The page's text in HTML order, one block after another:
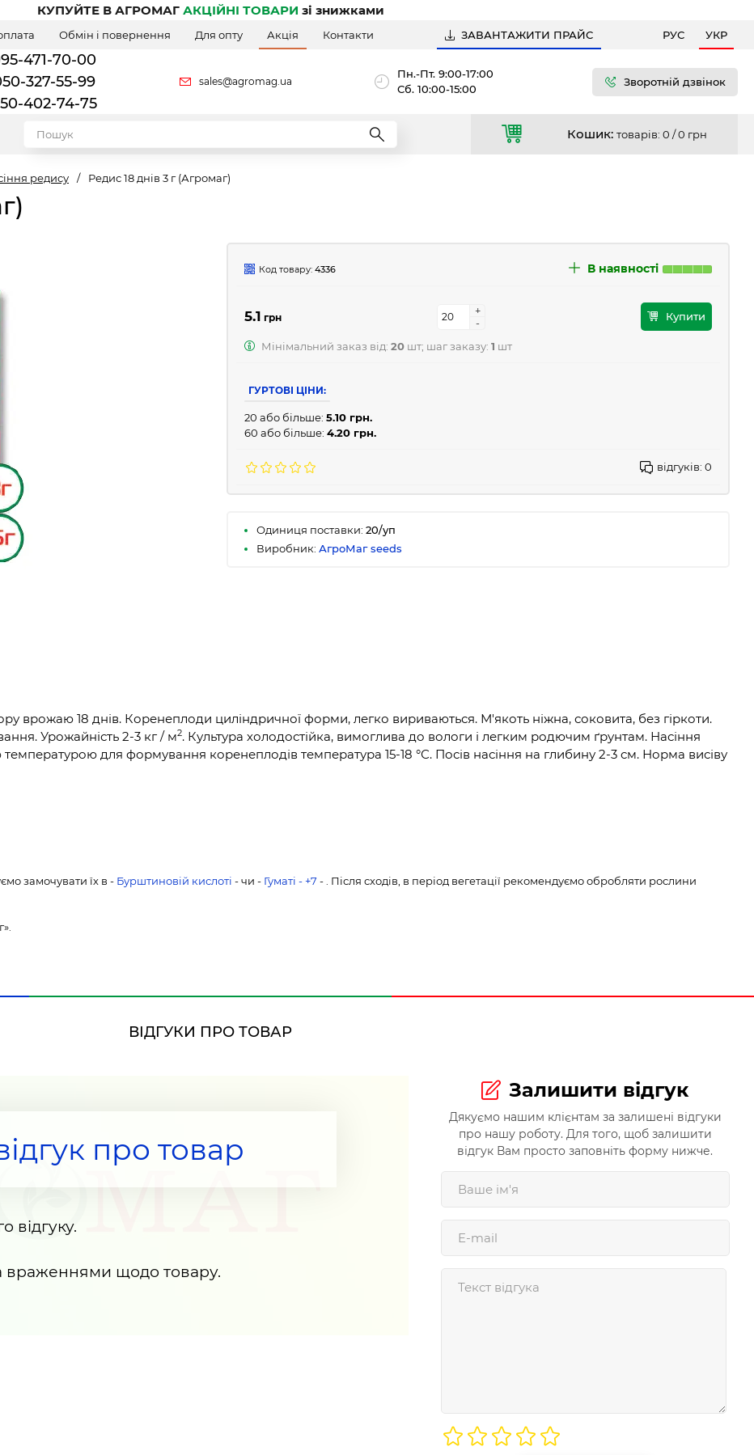
КУПУЙТЕ В АГРОМАГАКЦІЙНІ ТОВАРИ зі знижками
Обмін і повернення Для опту Акція Контакти ЗАВАНТАЖИТИ ПРАЙС РУС УКР
471-70-00
327-55-99
402-74-75
sales@agromag.ua
Пн.-Пт. 9:00-17:00
Сб. 10:00-15:00
Зворотній дзвінок
Кошик: товарів: 0 /0 грн
редису / Редис 18 днів 3 г (Агромаг)
Код товару: 4336 В наявності
5.1 грн
+
-
+
-
Купити
Мінімальний заказ від: 20 шт; шаг заказу: 1 шт
ГУРТОВІ ЦІНИ:
20 або більше: 5.10 грн.
60 або більше: 4.20 грн.
відгуків: 0
Одиниця поставки: 20/уп
Виробник: АгроМаг seeds
врожаю 18 днів. Коренеплоди циліндричної форми, легко вириваються. М'якоть ніжна, соковита, без гіркоти.
Урожайність 2-3 кг / м2. Культура холодостійка, вимоглива до вологи і легким родючим ґрунтам. Насіння
для формування коренеплодів температура 15-18 °С. Посів насіння на глибину 2-3 см. Норма висіву
замочувати їх в - Бурштиновій кислоті - чи - Гуматі - +7 - . Після сходів, в період вегетації рекомендуємо обробляти рослини
ВІДГУКИ ПРО ТОВАР
про товар
відгуку.
враженнями щодо товару.
Залишити відгук
Дякуємо нашим клієнтам за залишені відгуки
про нашу роботу. Для того, щоб залишити
відгук Вам просто заповніть форму нижче.